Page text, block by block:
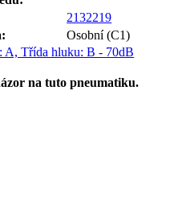
2132219
Osobní (C1)
na tuto pneumatiku.